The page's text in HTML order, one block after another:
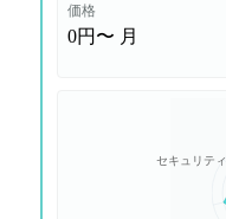
価格
0円〜 月
セキュリティ